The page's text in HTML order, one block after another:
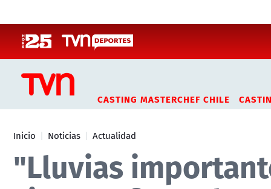
CASTING MASTERCHEF CHILE
Inicio Noticias Actualidad
"Lluvias